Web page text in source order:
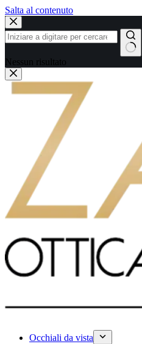
Salta al contenuto
Nessun risultato
Occhiali da vista